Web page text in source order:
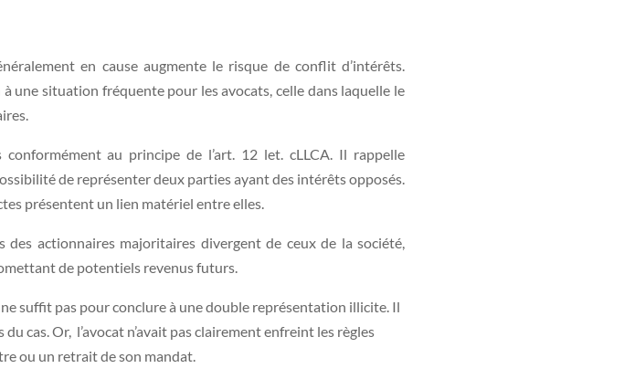
en cause augmente le risque de conflit d’intérêts.
une situation fréquente pour les avocats, celle dans laquelle le
au principe de l’art. 12 let. cLLCA. Il rappelle
de représenter deux parties ayant des intérêts opposés.
présentent un lien matériel entre elles.
des actionnaires majoritaires divergent de ceux de la société,
de potentiels revenus futurs.
suffit pas pour conclure à une double représentation illicite. Il
cas. Or, l’avocat n’avait pas clairement enfreint les règles
ou un retrait de son mandat.